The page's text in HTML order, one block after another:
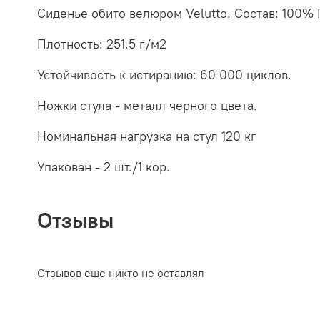
Сиденье обито велюром Velutto. Состав: 100%
Плотность: 251,5 г/м2
Устойчивость к истиранию: 60 000 циклов.
Ножки стула - металл черного цвета.
Номинальная нагрузка на стул 120 кг
Упакован - 2 шт./1 кор.
Отзывы
Отзывов еще никто не оставлял